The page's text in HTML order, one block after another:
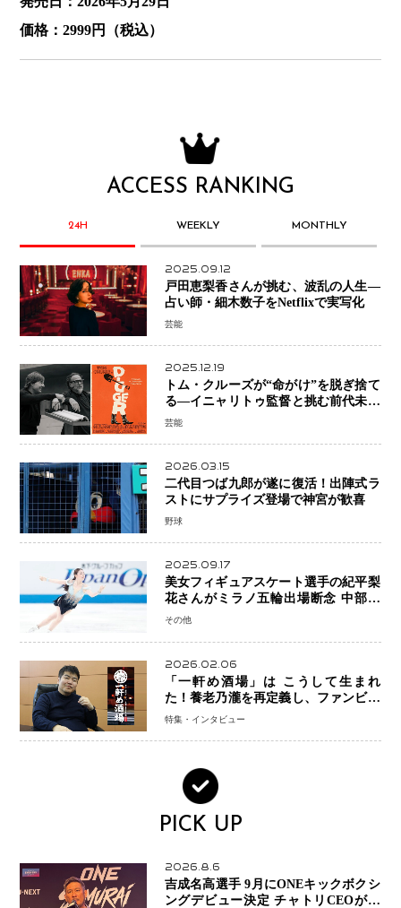
価格：2999円（税込）
ACCESS RANKING
24H WEEKLY MONTHLY
2025.09.12
戸田恵梨香さんが挑む、波乱の人生―
占い師・細木数子をNetflixで実写化
芸能
2025.12.19
トム・クルーズが“命がけ”を脱ぎ捨て
る―イニャリトゥ監督と挑む前代未聞
の大惨事コメディ「DIGGER ディガ
芸能
2026.03.15
二代目つば九郎が遂に復活！出陣式ラ
ストにサプライズ登場で神宮が歓喜
野球
2025.09.17
美女フィギュアスケート選手の紀平梨
花さんがミラノ五輪出場断念 中部選
手権欠場を発表「安全最優先の判断」
その他
2026.02.06
「一軒め酒場」は こうして生まれ
た！養老乃瀧を再定義し、ファンビジ
ネスへ─養老乃瀧100％子会社・
る“地道な再発明”の経営哲学
特集・インタビュー
PICK UP
2026.8.6
吉成名高選手 9月にONEキックボクシ
ングデビュー決定 チャトリCEOがサ